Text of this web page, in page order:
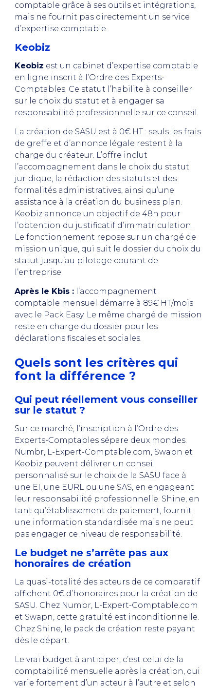
comptable grâce à ses outils et intégrations,
mais ne fournit pas directement un service
d’expertise comptable.
Keobiz
Keobiz est un cabinet d’expertise comptable
en ligne inscrit à l’Ordre des Experts-
Comptables. Ce statut l’habilite à conseiller
sur le choix du statut et à engager sa
responsabilité professionnelle sur ce conseil.
La création de SASU est à 0€ HT : seuls les frais
de greffe et d’annonce légale restent à la
charge du créateur. L’offre inclut
l’accompagnement dans le choix du statut
juridique, la rédaction des statuts et des
formalités administratives, ainsi qu’une
assistance à la création du business plan.
Keobiz annonce un objectif de 48h pour
l’obtention du justificatif d’immatriculation.
Le fonctionnement repose sur un chargé de
mission unique, qui suit le dossier du choix du
statut jusqu’au pilotage courant de
l’entreprise.
Après le Kbis : l’accompagnement
comptable mensuel démarre à 89€ HT/mois
avec le Pack Easy. Le même chargé de mission
reste en charge du dossier pour les
déclarations fiscales et sociales.
Quels sont les critères qui
font la différence ?
Qui peut réellement vous conseiller
sur le statut ?
Sur ce marché, l’inscription à l’Ordre des
Experts-Comptables sépare deux mondes.
Numbr, L-Expert-Comptable.com, Swapn et
Keobiz peuvent délivrer un conseil
personnalisé sur le choix de la SASU face à
une EI, une EURL ou une SAS, en engageant
leur responsabilité professionnelle. Shine, en
tant qu’établissement de paiement, fournit
une information standardisée mais ne peut
pas engager ce niveau de responsabilité.
Le budget ne s’arrête pas aux
honoraires de création
La quasi-totalité des acteurs de ce comparatif
affichent 0€ d’honoraires pour la création de
SASU. Chez Numbr, L-Expert-Comptable.com
et Swapn, cette gratuité est inconditionnelle.
Chez Shine, le pack de création reste payant
dès le départ.
Le vrai budget à anticiper, c’est celui de la
comptabilité mensuelle après la création, qui
varie fortement d’un acteur à l’autre et selon